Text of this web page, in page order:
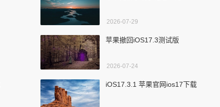
2026-07-29
苹果撤回iOS17.3测试版
2026-07-24
iOS17.3.1 苹果官网ios17下载